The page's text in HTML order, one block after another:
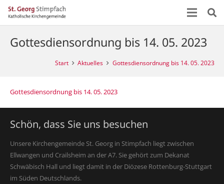
Gottesdiensordnung bis 14. 05. 2023
Start Aktuelles Gottesdiensordnung bis 14. 05. 2023
Gottesdiensordnung bis 14. 05. 2023
Schön, dass Sie uns besuchen
Unsere Kirchengemeinde St. Georg in Stimpfach liegt zwischen
Ellwangen und Crailsheim an der A7. Sie gehört zum Dekanat
Schwäbisch Hall und liegt damit in der Diözese Rottenburg-Stuttgart
im Süden Deutschlands.